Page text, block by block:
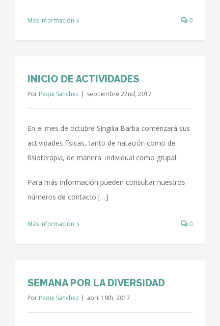
Más información 0
INICIO DE ACTIVIDADES
Por Paqui Sanchez septiembre 22nd, 2017
En el mes de octubre Singilia Barba comenzará sus
actividades físicas, tanto de natación como de
fisioterapia, de manera individual como grupal.
Para más información pueden consultar nuestros
números de contacto […]
Más información 0
SEMANA POR LA DIVERSIDAD
Por Paqui Sanchez abril 19th, 2017